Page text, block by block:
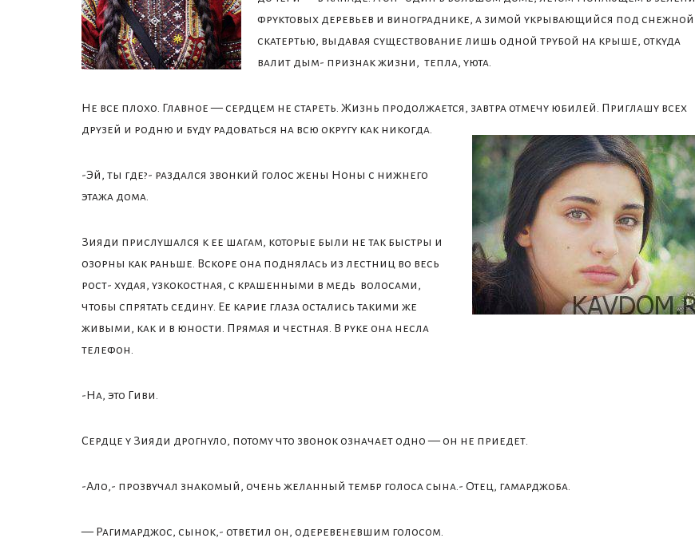
фруктовых деревьев и винограднике, а зимой укрывающийся под снежной
скатертью, выдавая существование лишь одной трубой на крыше, откуда
валит дым- признак жизни, тепла, уюта.
Не все плохо. Главное — сердцем не стареть. Жизнь продолжается, завтра отмечу юбилей. Приглашу всех
друзей и родню и буду радоваться на всю округу как никогда.
-Эй, ты где?- раздался звонкий голос жены Ноны с нижнего
этажа дома.
Зияди прислушался к ее шагам, которые были не так быстры и
озорны как раньше. Вскоре она поднялась из лестниц во весь
рост- худая, узкокостная, с крашенными в медь волосами,
чтобы спрятать седину. Ее карие глаза остались такими же
живыми, как и в юности. Прямая и честная. В руке она несла
телефон.
-На, это Гиви.
Сердце у Зияди дрогнуло, потому что звонок означает одно — он не приедет.
-Ало,- прозвучал знакомый, очень желанный тембр голоса сына.- Отец, гамарджоба.
— Рагимарджос, сынок,- ответил он, одеревеневшим голосом.